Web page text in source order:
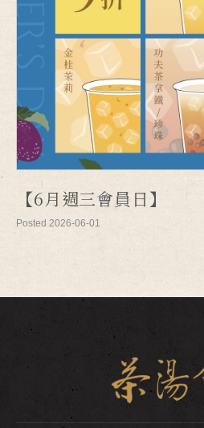
【6月週三會員日】
Posted 2026-06-01